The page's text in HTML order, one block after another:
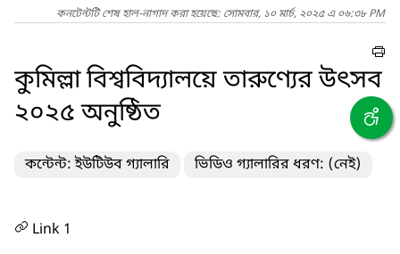
কনটেন্টটি শেষ হাল-নাগাদ করা হয়েছে: সোমবার, ১০ মার্চ, ২০২৫ এ ০৬:৩৮ PM
কুমিল্লা বিশ্ববিদ্যালয়ে তারুণ্যের উৎসব
২০২৫ অনুষ্ঠিত
কন্টেন্ট: ইউটিউব গ্যালারি ভিডিও গ্যালারির ধরণ: (নেই)
Link 1